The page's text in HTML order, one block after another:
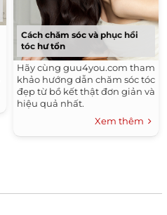
Cách chăm sóc và phục hồi
tóc hư tổn
Hãy cùng guu4you.com tham
khảo hướng dẫn chăm sóc tóc
đẹp từ bồ kết thật đơn giản và
hiệu quả nhất.
Xem thêm